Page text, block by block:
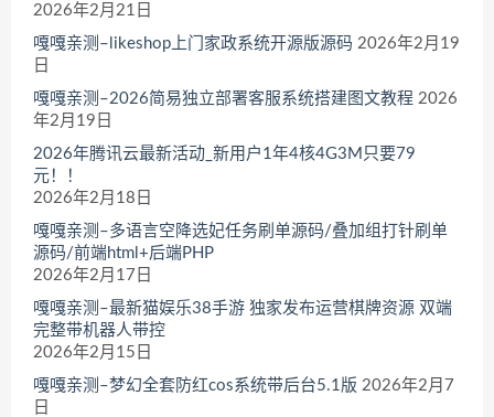
2026年2月21日
嘎嘎亲测–likeshop上门家政系统开源版源码 2026年2月19
日
嘎嘎亲测–2026简易独立部署客服系统搭建图文教程 2026
年2月19日
2026年腾讯云最新活动_新用户1年4核4G3M只要79
元！！
2026年2月18日
嘎嘎亲测–多语言空降选妃任务刷单源码/叠加组打针刷单
源码/前端html+后端PHP
2026年2月17日
嘎嘎亲测–最新猫娱乐38手游 独家发布运营棋牌资源 双端
完整带机器人带控
2026年2月15日
嘎嘎亲测–梦幻全套防红cos系统带后台5.1版 2026年2月7
日